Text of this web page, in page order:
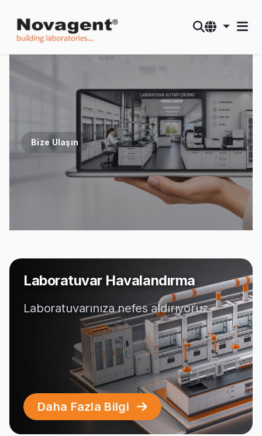
Bize Ulaşın
Laboratuvar Havalandırma
Laboratuvarınıza nefes aldırıyoruz
Daha Fazla Bilgi